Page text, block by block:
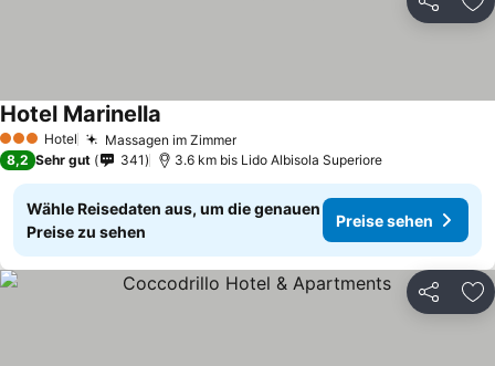
Teilen
3 SterneHotel Massagen im Zimmer
Hotel Marinella
8,2 Sehr gut 341 3.6 km bis Lido Albisola Superiore
Wähle Reisedaten aus, um die genauen
Preise zu sehen
Preise sehen
Teilen